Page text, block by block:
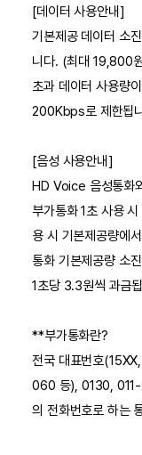
[데이터 사용안내]
기본제공 데이터 소
니다. (최대 19,800
초과 데이터 사용량
200Kbps로 제한됩
[음성 사용안내]
HD Voice 음성통화
부가통화 1초 사용
용 시 기본제공량에
통화 기본제공량 소
1초당 3.3원씩 과금
**부가통화란?
전국 대표번호
060 등), 0130,
의 전화번호로 하는